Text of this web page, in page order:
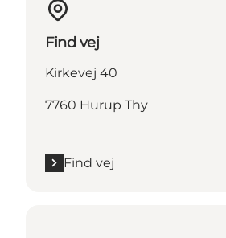
Find vej
Kirkevej 40
7760 Hurup Thy
Find vej